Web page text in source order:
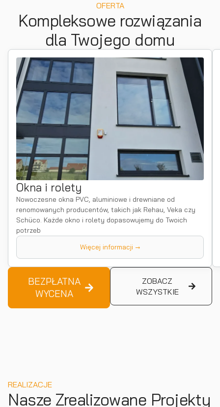
OFERTA
Kompleksowe rozwiązania
dla Twojego domu
Okna i rolety
Nowoczesne okna PVC, aluminiowe i drewniane od
renomowanych producentów, takich jak Rehau, Veka czy
Schüco. Każde okno i rolety dopasowujemy do Twoich
potrzeb
Więcej informacji →
BEZPŁATNA
WYCENA
ZOBACZ
WSZYSTKIE
REALIZACJE
Nasze Zrealizowane Projekty